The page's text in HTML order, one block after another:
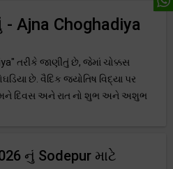
Choghadiya
તરીકે જાણીતું છે, જેમાં ચોક્કસ
છે. વૈદિક જ્યોતિષ વિદ્યા પર
તમને દિવસ અને રાત નો શુભ અને અશુભ
નું Sodepur માટે